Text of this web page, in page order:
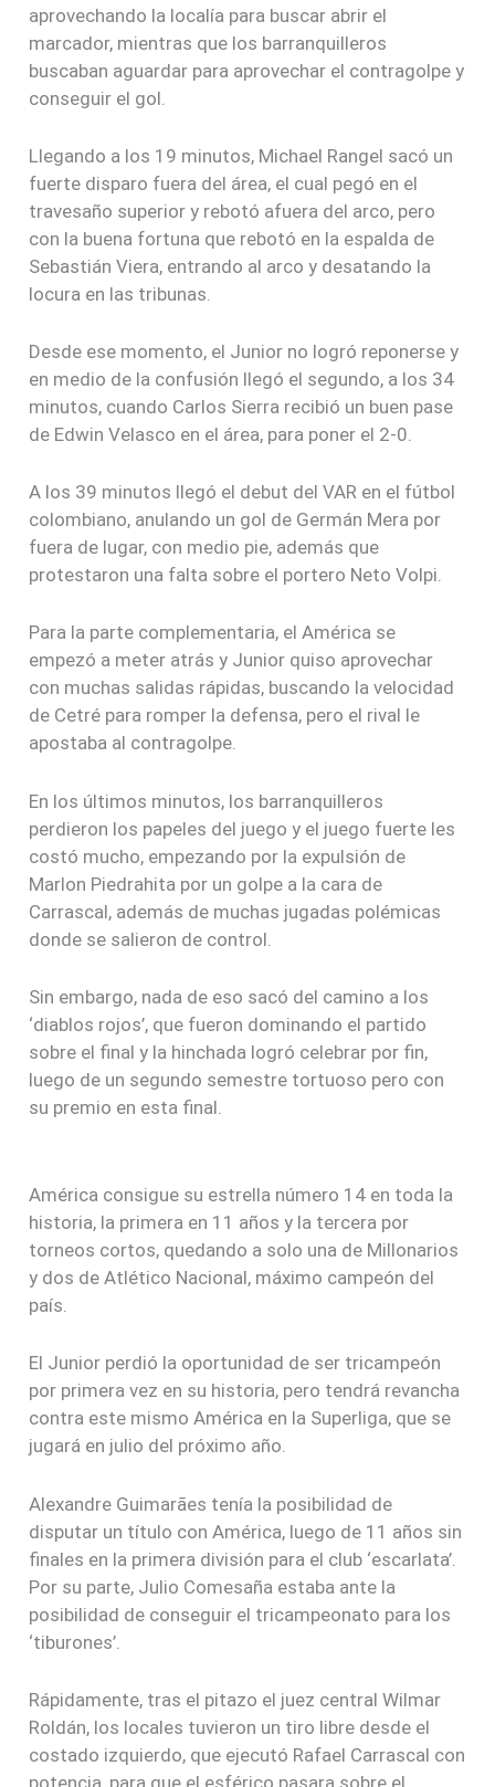
aprovechando la localía para buscar abrir el
marcador, mientras que los barranquilleros
buscaban aguardar para aprovechar el contragolpe y
conseguir el gol.
Llegando a los 19 minutos, Michael Rangel sacó un
fuerte disparo fuera del área, el cual pegó en el
travesaño superior y rebotó afuera del arco, pero
con la buena fortuna que rebotó en la espalda de
Sebastián Viera, entrando al arco y desatando la
locura en las tribunas.
Desde ese momento, el Junior no logró reponerse y
en medio de la confusión llegó el segundo, a los 34
minutos, cuando Carlos Sierra recibió un buen pase
de Edwin Velasco en el área, para poner el 2-0.
A los 39 minutos llegó el debut del VAR en el fútbol
colombiano, anulando un gol de Germán Mera por
fuera de lugar, con medio pie, además que
protestaron una falta sobre el portero Neto Volpi.
Para la parte complementaria, el América se
empezó a meter atrás y Junior quiso aprovechar
con muchas salidas rápidas, buscando la velocidad
de Cetré para romper la defensa, pero el rival le
apostaba al contragolpe.
En los últimos minutos, los barranquilleros
perdieron los papeles del juego y el juego fuerte les
costó mucho, empezando por la expulsión de
Marlon Piedrahita por un golpe a la cara de
Carrascal, además de muchas jugadas polémicas
donde se salieron de control.
Sin embargo, nada de eso sacó del camino a los
‘diablos rojos’, que fueron dominando el partido
sobre el final y la hinchada logró celebrar por fin,
luego de un segundo semestre tortuoso pero con
su premio en esta final.
América consigue su estrella número 14 en toda la
historia, la primera en 11 años y la tercera por
torneos cortos, quedando a solo una de Millonarios
y dos de Atlético Nacional, máximo campeón del
país.
El Junior perdió la oportunidad de ser tricampeón
por primera vez en su historia, pero tendrá revancha
contra este mismo América en la Superliga, que se
jugará en julio del próximo año.
Alexandre Guimarães tenía la posibilidad de
disputar un título con América, luego de 11 años sin
finales en la primera división para el club ‘escarlata’.
Por su parte, Julio Comesaña estaba ante la
posibilidad de conseguir el tricampeonato para los
‘tiburones’.
Rápidamente, tras el pitazo el juez central Wilmar
Roldán, los locales tuvieron un tiro libre desde el
costado izquierdo, que ejecutó Rafael Carrascal con
potencia, para que el esférico pasara sobre el